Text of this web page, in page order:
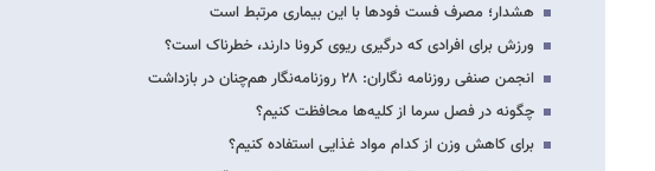
هشدار؛ مصرف فست فودها با این بیماری مرتبط است
ورزش برای افرادی که درگیری ریوی کرونا دارند، خطرناک است؟
انجمن صنفی روزنامه نگاران: ۲۸ روزنامه‌نگار هم‌چنان در بازداشت
چگونه در فصل سرما از کلیه‌ها محافظت کنیم؟
برای کاهش وزن از کدام مواد غذایی استفاده کنیم؟